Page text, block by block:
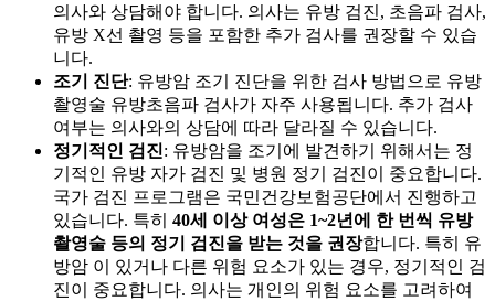
의사와 상담해야 합니다. 의사는 유방 검진, 초음파 검사,
유방 X선 촬영 등을 포함한 추가 검사를 권장할 수 있습
니다.
조기 진단: 유방암 조기 진단을 위한 검사 방법으로 유방
촬영술 유방초음파 검사가 자주 사용됩니다. 추가 검사
여부는 의사와의 상담에 따라 달라질 수 있습니다.
정기적인 검진: 유방암을 조기에 발견하기 위해서는 정
기적인 유방 자가 검진 및 병원 정기 검진이 중요합니다.
국가 검진 프로그램은 국민건강보험공단에서 진행하고
있습니다. 특히 40세 이상 여성은 1~2년에 한 번씩 유방
촬영술 등의 정기 검진을 받는 것을 권장합니다. 특히 유
방암 이 있거나 다른 위험 요소가 있는 경우, 정기적인 검
진이 중요합니다. 의사는 개인의 위험 요소를 고려하여